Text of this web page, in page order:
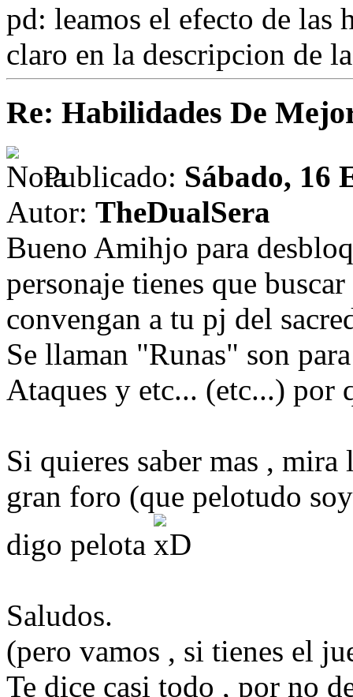
pd: leamos el efecto de las
claro en la descripcion de
Re: Habilidades De
Publicado: Sábado, 16
Autor: TheDualSera
Bueno Amihjo para
personaje tienes que
convengan a tu pj del
Se llaman "Runas" son
Ataques y etc... (etc...) por
Si quieres saber mas , mira
gran foro (que pelotudo
digo pelota
Saludos.
(pero vamos , si tienes el
Te dice casi todo , por no